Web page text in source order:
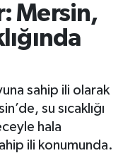
Mersin,
sahip ili olarak
su sıcaklığı
hala
ili konumunda.